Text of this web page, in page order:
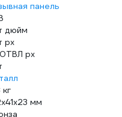
панель
дюйм
px
px
мм